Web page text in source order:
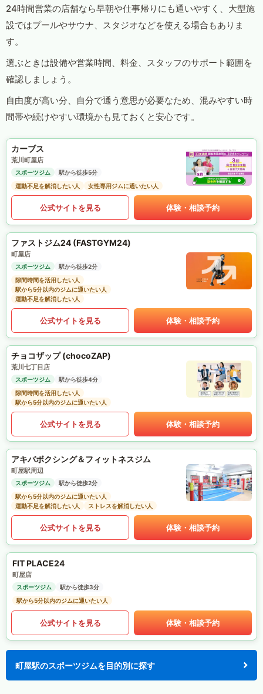
24時間営業の店舗なら早朝や仕事帰りにも通いやすく、大型施
設ではプールやサウナ、スタジオなどを使える場合もありま
す。
選ぶときは設備や営業時間、料金、スタッフのサポート範囲を
確認しましょう。
自由度が高い分、自分で通う意思が必要なため、混みやすい時
間帯や続けやすい環境かも見ておくと安心です。
カーブス
荒川町屋店
スポーツジム
駅から徒歩5分
運動不足を解消したい人
女性専用ジムに通いたい人
公式サイトを見る 体験・相談予約
ファストジム24 (FASTGYM24)
町屋店
スポーツジム
駅から徒歩2分
隙間時間を活用したい人
駅から5分以内のジムに通いたい人
運動不足を解消したい人
公式サイトを見る 体験・相談予約
チョコザップ (chocoZAP)
荒川七丁目店
スポーツジム
駅から徒歩4分
隙間時間を活用したい人
駅から5分以内のジムに通いたい人
公式サイトを見る 体験・相談予約
アキバボクシング＆フィットネスジム
町屋駅周辺
スポーツジム
駅から徒歩2分
駅から5分以内のジムに通いたい人
運動不足を解消したい人
ストレスを解消したい人
公式サイトを見る 体験・相談予約
FIT PLACE24
町屋店
スポーツジム
駅から徒歩3分
駅から5分以内のジムに通いたい人
公式サイトを見る 体験・相談予約
町屋駅のスポーツジムを目的別に探す